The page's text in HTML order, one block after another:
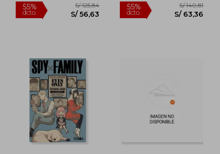
55%
dcto. S/ 56,63